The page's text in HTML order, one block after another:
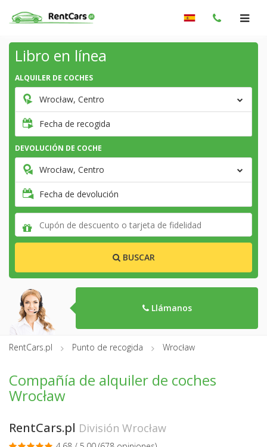
Libro en línea
ALQUILER DE COCHES
Wrocław, Centro
Fecha de recogida
DEVOLUCIÓN DE COCHE
Wrocław, Centro
Fecha de devolución
BUSCAR
Llámanos
RentCars.pl Punto de recogida Wrocław
Compañía de alquiler de coches
Wrocław
RentCars.pl División Wrocław